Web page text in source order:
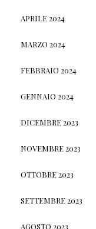
APRILE 2024
MARZO 2024
FEBBRAIO 2024
GENNAIO 2024
DICEMBRE 2023
NOVEMBRE 2023
OTTOBRE 2023
SETTEMBRE 2023
AGOSTO 2023